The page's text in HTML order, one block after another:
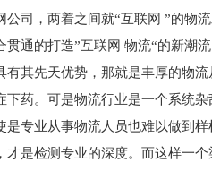
司，两着之间就“互联网 ”的物
通的打造”互联网 物流“的新潮流
其先天优势，那就是丰厚的物
药。可是物流行业是一个系统
专业从事物流人员也难以做到
是检测专业的深度。而这样一个